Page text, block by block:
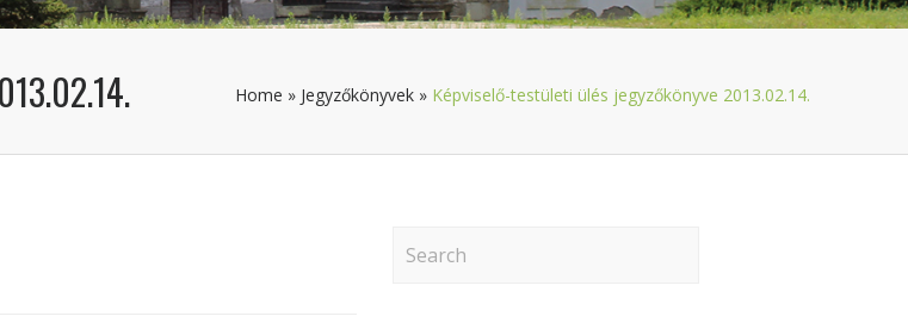
Home » Jegyzőkönyvek » Képviselő-testületi ülés jegyzőkönyve 2013.02.14.